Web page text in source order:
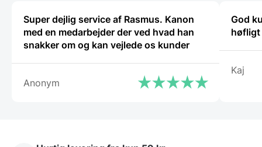
Super dejlig service af Rasmus. Kanon
med en medarbejder der ved hvad han
snakker om og kan vejlede os kunder
Anonym
God
høfligt
Kaj